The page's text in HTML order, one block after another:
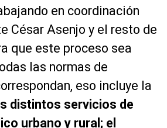
en coordinación
César Asenjo y el resto de
que este proceso sea
las normas de
eso incluye la
distintos servicios de
urbano y rural; el